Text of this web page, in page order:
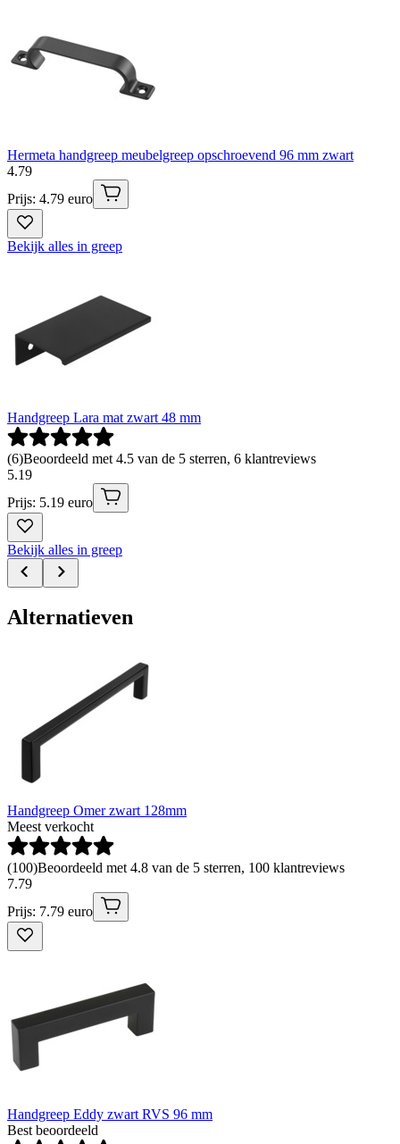
Hermeta handgreep meubelgreep opschroevend 96 mm zwart
4.79
Prijs: 4.79 euro
Bekijk alles in greep
Handgreep Lara mat zwart 48 mm
(6)Beoordeeld met 4.5 van de 5 sterren, 6 klantreviews
5.19
Prijs: 5.19 euro
Bekijk alles in greep
Alternatieven
Handgreep Omer zwart 128mm
Meest verkocht
(100)Beoordeeld met 4.8 van de 5 sterren, 100 klantreviews
7.79
Prijs: 7.79 euro
Handgreep Eddy zwart RVS 96 mm
Best beoordeeld